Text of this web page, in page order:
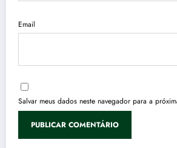
Email
Salvar meus dados neste navegador para a